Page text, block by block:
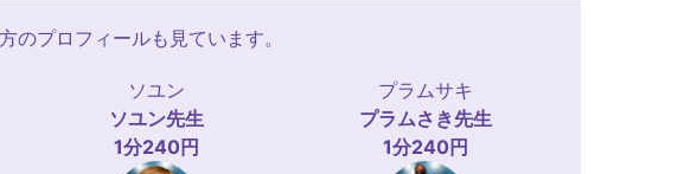
プロフィールも見ています。
ソユン
ソユン先生
1分240円
プラムサキ
プラムさき先生
1分240円